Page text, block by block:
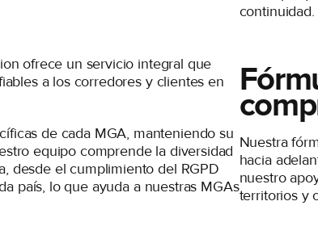
ofrece un servicio integral que
a los corredores y clientes en
de cada MGA, manteniendo su
equipo comprende la diversidad
desde el cumplimiento del RGPD
país, lo que ayuda a nuestras MGAs
continuidad.
Nuestra
hacia
nuestro
territorios y